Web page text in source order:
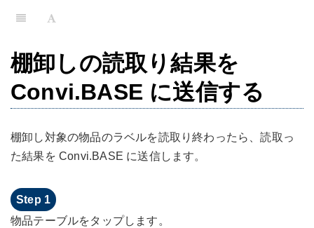
棚卸しの読取り結果を
Convi.BASE に送信する
棚卸し対象の物品のラベルを読取り終わったら、読取っ
た結果を Convi.BASE に送信します。
物品テーブルをタップします。